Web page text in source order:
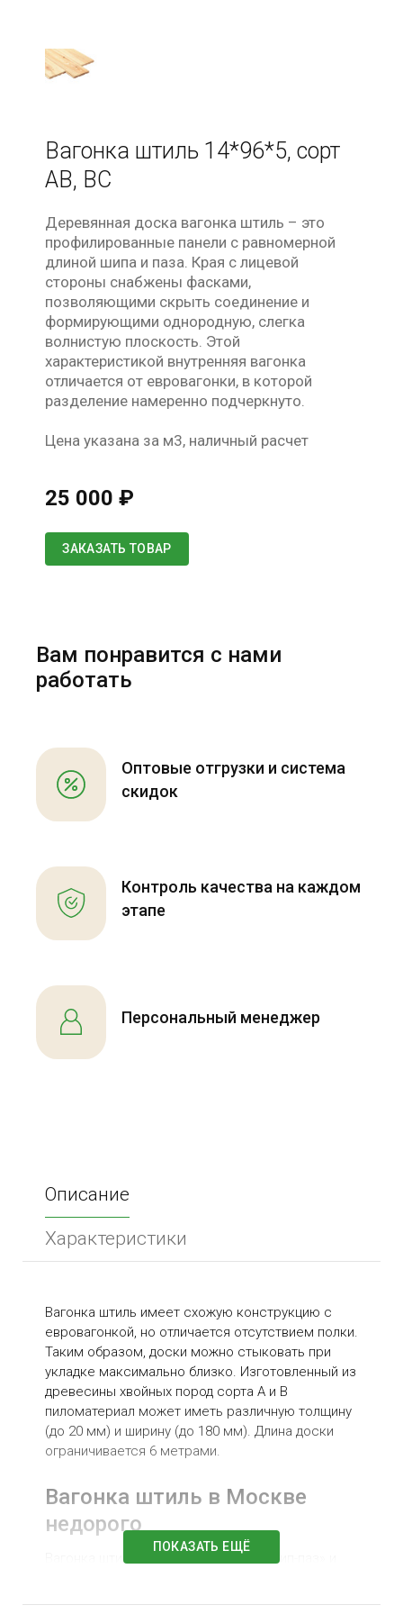
Вагонка штиль 14*96*5, сорт
АВ, ВС
Деревянная доска вагонка штиль – это
профилированные панели с равномерной
длиной шипа и паза. Края с лицевой
стороны снабжены фасками,
позволяющими скрыть соединение и
формирующими однородную, слегка
волнистую плоскость. Этой
характеристикой внутренняя вагонка
отличается от евровагонки, в которой
разделение намеренно подчеркнуто.
Цена указана за м3, наличный расчет
25 000 ₽
ЗАКАЗАТЬ ТОВАР
Вам понравится с нами
работать
Оптовые отгрузки и система
скидок
Контроль качества на каждом
этапе
Персональный менеджер
Описание
Характеристики
Вагонка штиль имеет схожую конструкцию с
евровагонкой, но отличается отсутствием полки.
Таким образом, доски можно стыковать при
укладке максимально близко. Изготовленный из
древесины хвойных пород сорта А и В
пиломатериал может иметь различную толщину
(до 20 мм) и ширину (до 180 мм). Длина доски
ограничивается 6 метрами.
Вагонка штиль в Москве
недорого
Вагонка штиль имеет соединение «шип-паз» и
ПОКАЗАТЬ ЕЩЁ